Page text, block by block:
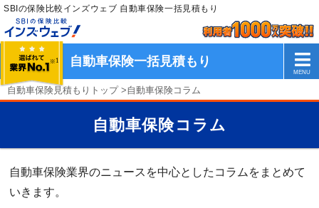
SBIの保険比較インズウェブ 自動車保険一括見積もり
自動車保険一括見積もり
自動車保険見積もりトップ>自動車保険コラム
自動車保険コラム
自動車保険業界のニュースを中心としたコラムをまとめて
いきます。